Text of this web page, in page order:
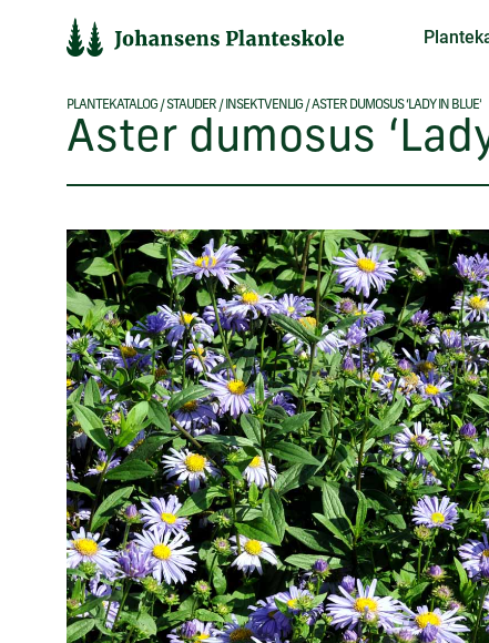
PLANTEKATALOG/STAUDER / INSEKTVENLIG/ASTER DUMOSUS ‘LADY IN BLUE’
Aster dumosus